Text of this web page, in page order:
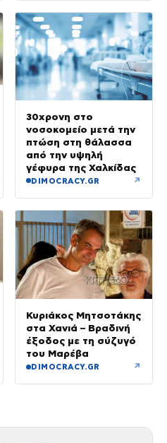
30χρονη στο
νοσοκομείο μετά την
πτώση στη θάλασσα
από την υψηλή
γέφυρα της Χαλκίδας
DIMOCRACY.GR ↗
Κυριάκος Μητσοτάκης
στα Χανιά – Βραδινή
έξοδος με τη σύζυγό
του Μαρέβα
DIMOCRACY.GR ↗